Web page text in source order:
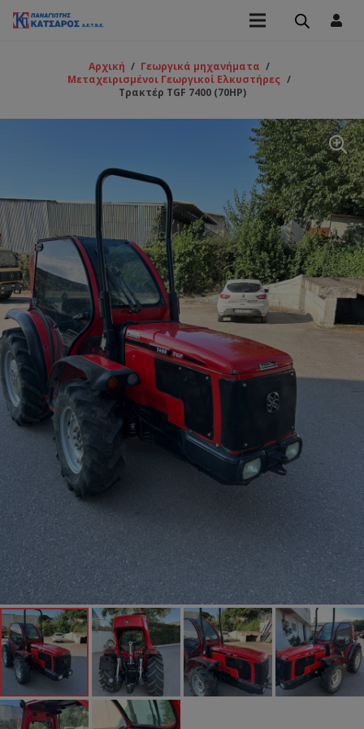
Αρχική / Γεωργικά μηχανήματα /
Μεταχειρισμένοι Γεωργικοί Ελκυστήρες /
Τρακτέρ TGF 7400 (70ΗΡ)